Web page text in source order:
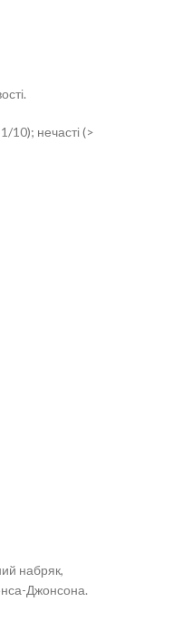
10); нечасті (>
набряк,
Джонсона.